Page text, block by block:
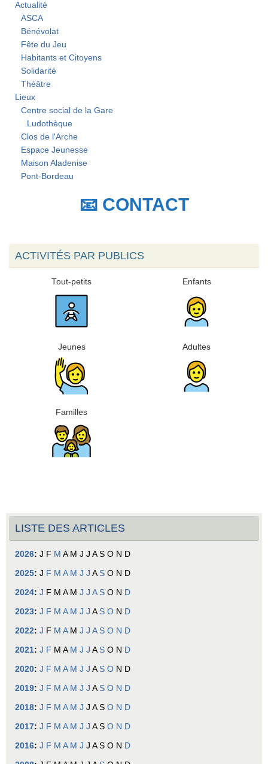
Actualité
ASCA
Bénévolat
Fête du Jeu
Habitants et Citoyens
Solidarité
Théâtre
Lieux
Centre social de la Gare
Ludothèque
Clos de l'Arche
Espace Jeunesse
Maison Aladenise
Pont-Bordeau
📧 CONTACT
ACTIVITÉS PAR PUBLICS
Tout-petits Enfants
Jeunes Adultes
Familles
LISTE DES ARTICLES
2026: J F M A M J J A S O N D
2025: J F M A M J J A S O N D
2024: J F M A M J J A S O N D
2023: J F M A M J J A S O N D
2022: J F M A M J J A S O N D
2021: J F M A M J J A S O N D
2020: J F M A M J J A S O N D
2019: J F M A M J J A S O N D
2018: J F M A M J J A S O N D
2017: J F M A M J J A S O N D
2016: J F M A M J J A S O N D